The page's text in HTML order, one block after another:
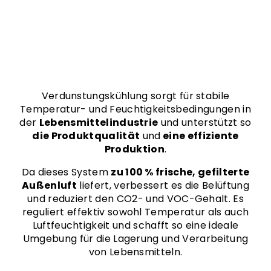
Verdunstungskühlung sorgt für stabile
Temperatur- und Feuchtigkeitsbedingungen in
der Lebensmittelindustrie und unterstützt so
die Produktqualität und eine effiziente
Produktion.
Da dieses System zu 100 % frische, gefilterte
Außenluft liefert, verbessert es die Belüftung
und reduziert den CO2- und VOC-Gehalt. Es
reguliert effektiv sowohl Temperatur als auch
Luftfeuchtigkeit und schafft so eine ideale
Umgebung für die Lagerung und Verarbeitung
von Lebensmitteln.